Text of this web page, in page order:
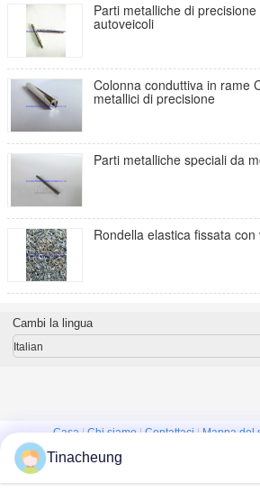
Parti metalliche di
autoveicoli
Colonna conduttiva in rame
metallici di precisione
Parti metalliche speciali da
Rondella elastica fissata
Cambi la lingua
Italian
Casa|Chi siamo|Contattaci|Mappa del
Tinacheung